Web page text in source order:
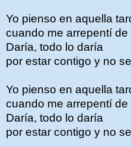
Yo pienso en aquella
cuando me arrepentí de
Daría, todo lo daría
por estar contigo y no
Yo pienso en aquella
cuando me arrepentí de
Daría, todo lo daría
por estar contigo y no